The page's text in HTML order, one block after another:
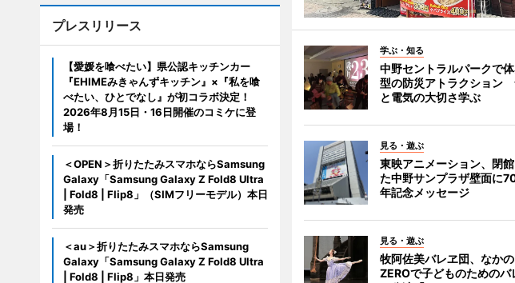
学ぶ・知る
中野セントラルパークで
型の防災アトラクション
と電気の大切さ学ぶ
見る・遊ぶ
東映アニメーション、閉
た中野サンプラザ壁面に
年記念メッセージ
見る・遊ぶ
牧阿佐美バレヱ団、なかの
ZEROで子どものためのバ
プレスリリース
【愛媛を喰べたい】県公認キッチンカー
『EHIMEみきゃんずキッチン』×『私を喰
べたい、ひとでなし』が初コラボ決定！
2026年8月15日・16日開催のコミケに登
場！
＜OPEN＞折りたたみスマホならSamsung
Galaxy「Samsung Galaxy Z Fold8 Ultra
| Fold8 | Flip8」（SIMフリーモデル）本日
発売
＜au＞折りたたみスマホならSamsung
Galaxy「Samsung Galaxy Z Fold8 Ultra
| Fold8 | Flip8」本日発売